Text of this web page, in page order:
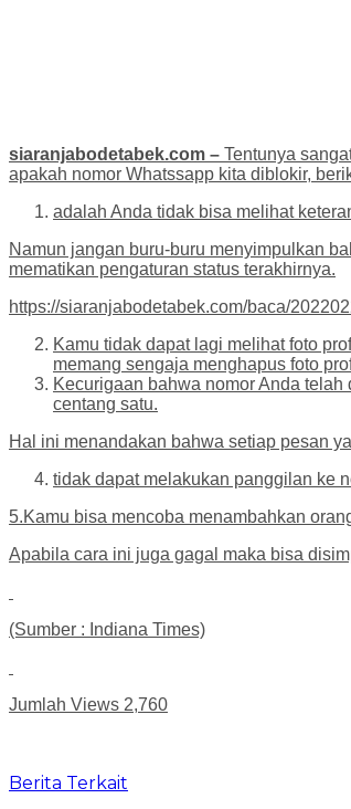
siaranjabodetabek.com – Tentunya
apakah nomor Whatssapp kita diblokir,
adalah Anda tidak bisa melihat
Namun jangan buru-buru menyimpulkan
mematikan pengaturan status terakhirnya.
https://siaranjabodetabek.com/baca/
Kamu tidak dapat lagi melihat foto
memang sengaja menghapus foto
Kecurigaan bahwa nomor Anda
centang satu.
Hal ini menandakan bahwa setiap pesan
tidak dapat melakukan panggilan ke
5.Kamu bisa mencoba menambahkan
Apabila cara ini juga gagal maka bisa
(Sumber : Indiana Times)
Jumlah Views 2,760
Berita Terkait